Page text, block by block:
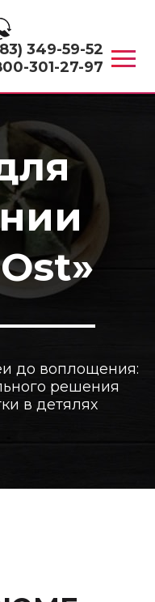
349-59-52
301-27-97
до воплощения:
решения
в детялях